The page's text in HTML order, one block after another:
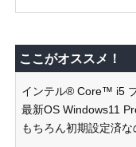
ここがオススメ！
インテル® Core™ i5
最新OS Windows11
もちろん初期設定済